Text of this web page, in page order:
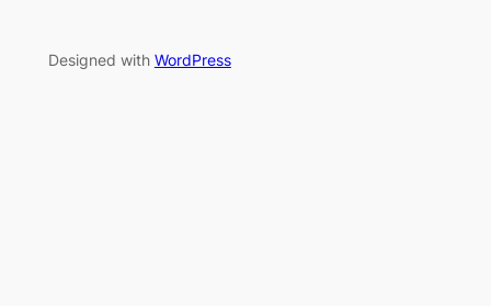
Designed with WordPress